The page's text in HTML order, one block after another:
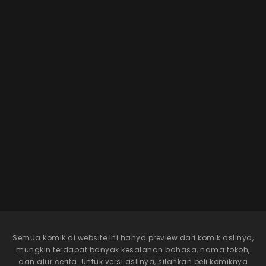
Semua komik di website ini hanya preview dari komik aslinya,
mungkin terdapat banyak kesalahan bahasa, nama tokoh,
dan alur cerita. Untuk versi aslinya, silahkan beli komiknya